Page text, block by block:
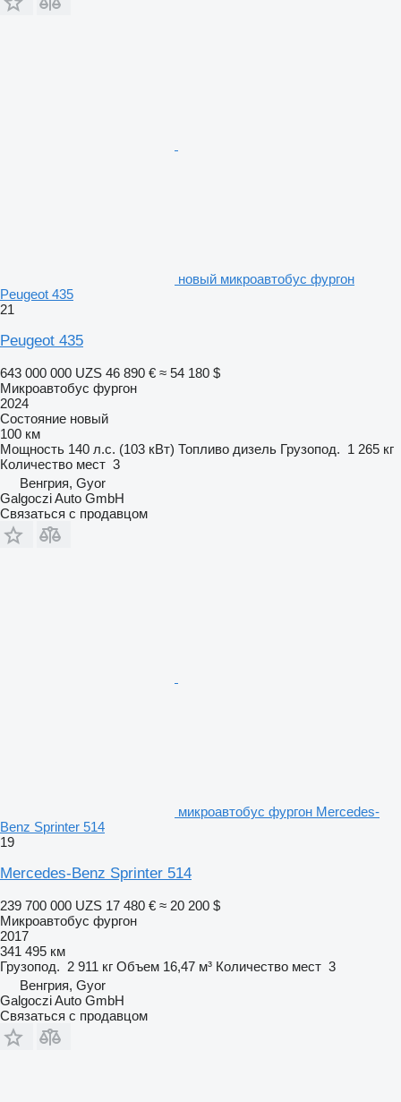
новый микроавтобус фургон
Peugeot 435
21
Peugeot 435
643 000 000 UZS 46 890 € ≈ 54 180 $
Микроавтобус фургон
2024
Состояние новый
100 км
Мощность 140 л.с. (103 кВт) Топливо дизель Грузопод. 1 265 кг
Количество мест 3
Венгрия, Gyor
Galgoczi Auto GmbH
Связаться с продавцом
микроавтобус фургон Mercedes-
Benz Sprinter 514
19
Mercedes-Benz Sprinter 514
239 700 000 UZS 17 480 € ≈ 20 200 $
Микроавтобус фургон
2017
341 495 км
Грузопод. 2 911 кг Объем 16,47 м³ Количество мест 3
Венгрия, Gyor
Galgoczi Auto GmbH
Связаться с продавцом